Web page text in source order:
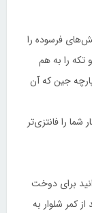
فرسوده را
تكه را به هم
جین كه آن
را فانتزی‌تر
برای دوخت
كمر شلوار به